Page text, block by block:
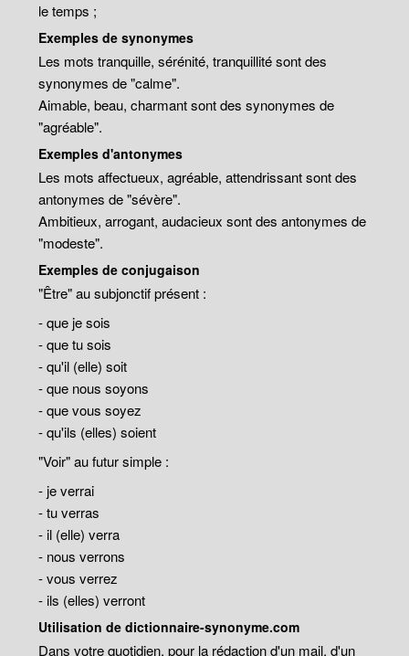
le temps ;
Exemples de synonymes
Les mots tranquille, sérénité, tranquillité sont des
synonymes de "calme".
Aimable, beau, charmant sont des synonymes de
"agréable".
Exemples d'antonymes
Les mots affectueux, agréable, attendrissant sont des
antonymes de "sévère".
Ambitieux, arrogant, audacieux sont des antonymes de
"modeste".
Exemples de conjugaison
"Être" au subjonctif présent :
- que je sois
- que tu sois
- qu'il (elle) soit
- que nous soyons
- que vous soyez
- qu'ils (elles) soient
"Voir" au futur simple :
- je verrai
- tu verras
- il (elle) verra
- nous verrons
- vous verrez
- ils (elles) verront
Utilisation de dictionnaire-synonyme.com
Dans votre quotidien, pour la rédaction d'un mail, d'un